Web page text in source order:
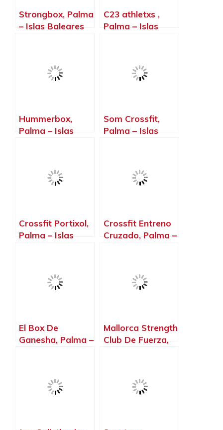
Strongbox, Palma
– Islas Baleares
C23 athletxs ,
Palma – Islas
Hummerbox,
Palma – Islas
Som Crossfit,
Palma – Islas
Crossfit Portixol,
Palma – Islas
Crossfit Entreno
Cruzado, Palma –
El Box De
Ganesha, Palma –
Mallorca Strength
Club De Fuerza,